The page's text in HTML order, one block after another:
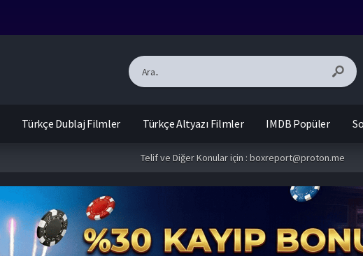
Türkçe Dublaj Filmler Türkçe Altyazı Filmler IMDB Popüler
Telif ve Diğer Konular için : boxreport@proton.me